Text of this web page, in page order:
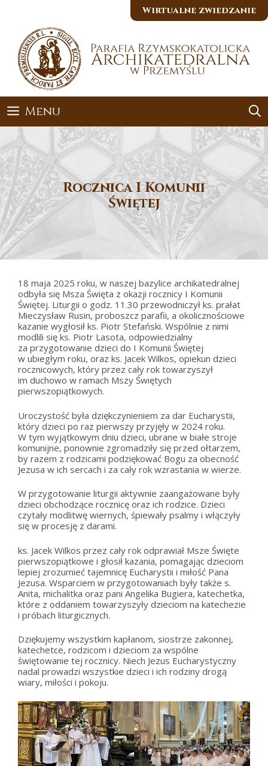
Wirtualne zwiedzanie
Menu
Rocznica I Komunii
Świętej
18 maja 2025 roku, w naszej bazylice archikatedralnej
odbyła się Msza Święta z okazji rocznicy I Komunii
Świętej. Liturgii o godz. 11.30 przewodniczył ks. prałat
Mieczysław Rusin, proboszcz parafii, a okolicznościowe
kazanie wygłosił ks. Piotr Stefański. Wspólnie z nimi
modlili się ks. Piotr Lasota, odpowiedzialny
za przygotowanie dzieci do I Komunii Świętej
w ubiegłym roku, oraz ks. Jacek Wilkos, opiekun dzieci
rocznicowych, który przez cały rok towarzyszył
im duchowo w ramach Mszy Świętych
pierwszopiątkowych.
Uroczystość była dziękczynieniem za dar Eucharystii,
który dzieci po raz pierwszy przyjęły w 2024 roku.
W tym wyjątkowym dniu dzieci, ubrane w białe stroje
komunijne, ponownie zgromadziły się przed ołtarzem,
by razem z rodzicami podziękować Bogu za obecność
Jezusa w ich sercach i za cały rok wzrastania w wierze.
W przygotowanie liturgii aktywnie zaangażowane były
dzieci obchodzące rocznicę oraz ich rodzice. Dzieci
czytały modlitwę wiernych, śpiewały psalmy i włączyły
się w procesję z darami.
ks. Jacek Wilkos przez cały rok odprawiał Msze Święte
pierwszopiątkowe i głosił kazania, pomagając dzieciom
lepiej zrozumieć tajemnicę Eucharystii i miłość Pana
Jezusa. Wsparciem w przygotowaniach były także s.
Anita, michalitka oraz pani Angelika Bugiera, katechetka,
które z oddaniem towarzyszyły dzieciom na katechezie
i próbach liturgicznych.
Dziękujemy wszystkim kapłanom, siostrze zakonnej,
katechetce, rodzicom i dzieciom za wspólne
świętowanie tej rocznicy. Niech Jezus Eucharystyczny
nadal prowadzi wszystkie dzieci i ich rodziny drogą
wiary, miłości i pokoju.